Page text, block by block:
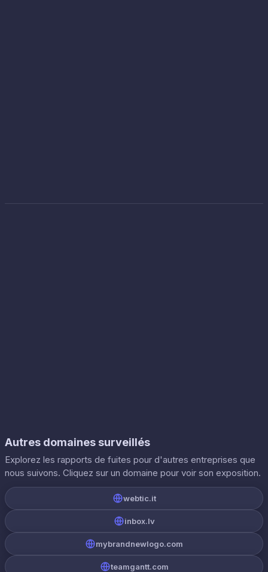
Autres domaines surveillés
Explorez les rapports de fuites pour d'autres entreprises que
nous suivons. Cliquez sur un domaine pour voir son exposition.
webtic.it
inbox.lv
mybrandnewlogo.com
teamgantt.com